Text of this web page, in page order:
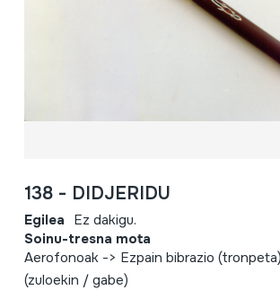
138 - DIDJERIDU
Egilea Ez dakigu.
Soinu-tresna mota
Aerofonoak -> Ezpain bibrazio
(zuloekin / gabe)